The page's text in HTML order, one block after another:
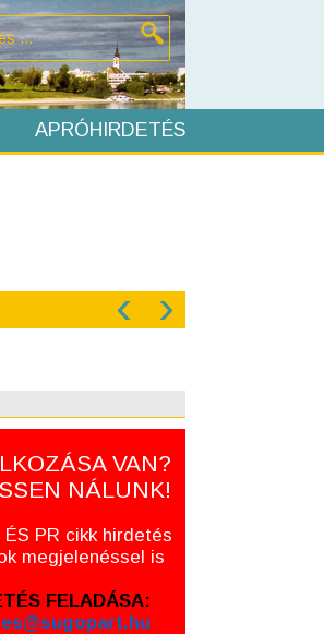
APRÓHIRDETÉS
‹ ›
VAN?
NÁLUNK!
ÉS PR cikk hirdetés
megjelenéssel is
FELADÁSA: